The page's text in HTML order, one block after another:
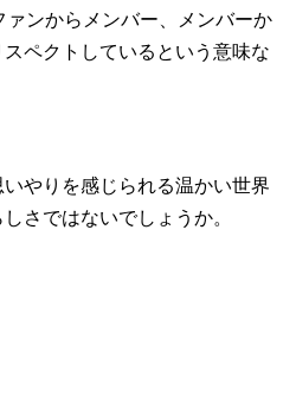
ンからメンバー、メンバーか
ペクトしているという意味な
やりを感じられる温かい世界
さではないでしょうか。